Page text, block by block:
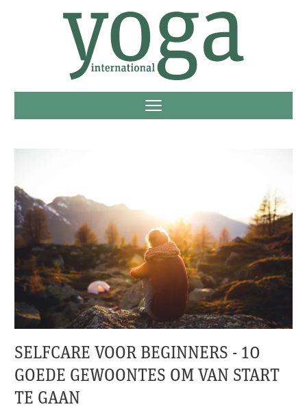
SELFCARE VOOR BEGINNERS - 10
GOEDE GEWOONTES OM VAN START
TE GAAN